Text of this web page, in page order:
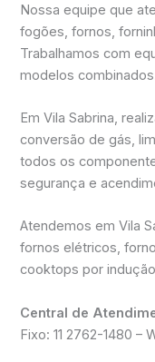
Nossa equipe que
fogões, fornos,
Trabalhamos com
modelos
Em Vila Sabrina,
conversão de gás,
todos os
segurança e
Atendemos em Vila
fornos elétricos,
cooktops por
Central de
Fixo: 11 2762-1480 –